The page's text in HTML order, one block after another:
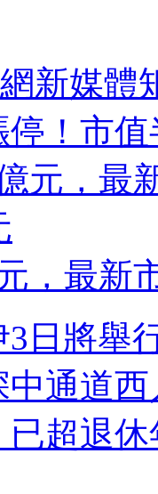
新媒體
，最新
日將舉
通道
已超退